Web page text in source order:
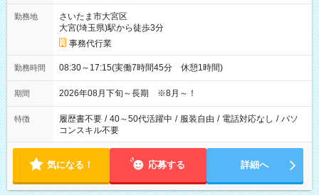
勤務地
さいたま市大宮区
大宮(埼玉県)駅から徒歩3分
事務代行業
勤務時間 08:30～17:15(実働7時間45分 休憩1時間)
期間 2026年08月下旬～長期 ※8月～！
特徴 履歴書不要 / 40～50代活躍中 / 服装自由 / 電話対応なし / パソ
コンスキル不要
気になる！ 応募する 詳細へ